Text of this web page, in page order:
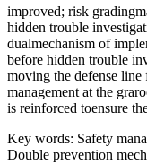
improved; risk
hidden trouble
dualmechanism of
before hidden trouble
moving the defense
management at the
is reinforced toensure
Key words: Safety
Double prevention